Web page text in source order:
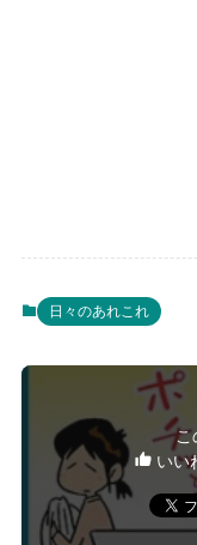
日々のあれこれ
こ
いい